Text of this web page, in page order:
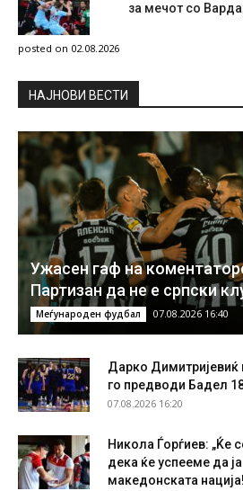
за мечот со
posted on 02.08.2026
НAЈНОВИ ВЕСТИ
Ужасен гаф на
Партизан да не е српски
Меѓународен фудбал 07.08.2026 16:40
Дарко Димитријевиќ
го предводи Бадел
07.08.2026 16:20
Никола Ѓорѓиев: „Ќе
дека ќе успееме да
македонската